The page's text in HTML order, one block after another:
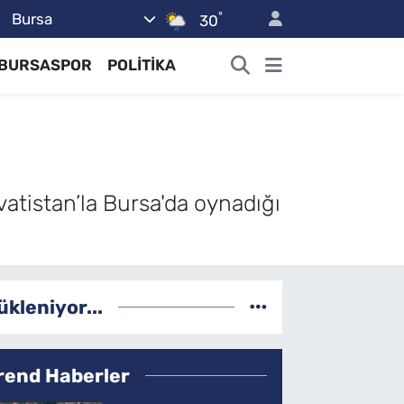
Bursa 30°
POLİTİKA
Bursa'da oynadığı
Haberler